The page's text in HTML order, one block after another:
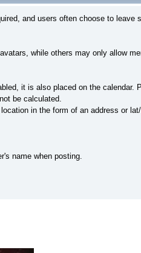
and users often choose to leave
while others may only allow
it is also placed on the calendar.
be calculated.
in the form of an address or
name when posting.